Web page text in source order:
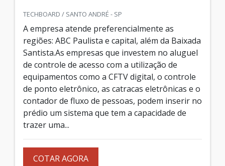
TECHBOARD / SANTO ANDRÉ - SP
A empresa atende preferencialmente as
regiões: ABC Paulista e capital, além da Baixada
Santista.As empresas que investem no aluguel
de controle de acesso com a utilização de
equipamentos como a CFTV digital, o controle
de ponto eletrônico, as catracas eletrônicas e o
contador de fluxo de pessoas, podem inserir no
prédio um sistema que tem a capacidade de
trazer uma...
COTAR AGORA